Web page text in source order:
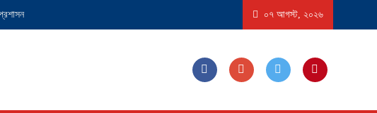
যুক্তরাষ্ট্রে ‘বিস্ফোরণধর্মী ডায়রিয়া’ সৃষ্টিকারী পরজীবীর প্রাদুর্ভাব, আক্রান্ত হতে পারেন ১৮ হাজারের বেশি
০৭ আগস্ট, ২০২৬